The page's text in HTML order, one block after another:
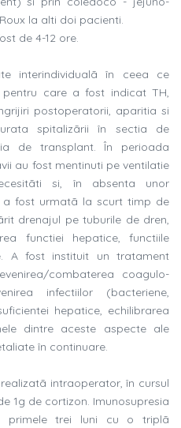
la alti doi pacienti.
de 4-12 ore.
interindividualã în ceea ce
pentru care a fost indicat TH,
postoperatorii, aparitia si
spitalizãrii în sectia de
de transplant. În perioada
au fost mentinuti pe ventilatie
si, în absenta unor
a fost urmatã la scurt timp de
drenajul pe tuburile de dren,
functiei hepatice, functiile
A fost instituit un tratament
combaterea coagulo-
infectiilor (bacteriene,
hepatice, echilibrarea
dintre aceste aspecte ale
în continuare.
intraoperator, în cursul
1g de cortizon. Imunosupresia
primele trei luni cu o triplã